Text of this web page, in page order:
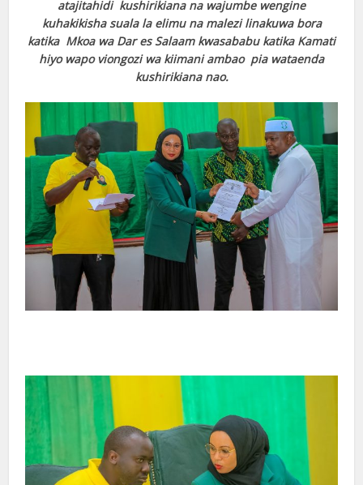
atajitahidi kushirikiana na wajumbe wengine
kuhakikisha suala la elimu na malezi linakuwa bora
katika Mkoa wa Dar es Salaam kwasababu katika Kamati
hiyo wapo viongozi wa kiimani ambao pia wataenda
kushirikiana nao.